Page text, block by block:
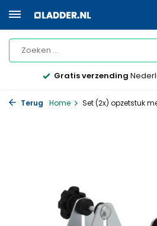
Gratis verzending
Terug Home Set (2x) opzetstuk